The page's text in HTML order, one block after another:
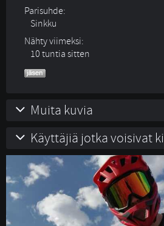
Parisuhde:
Sinkku
Nähty viimeksi:
10 tuntia sitten
Muita kuvia
Käyttäjiä jotka voisivat